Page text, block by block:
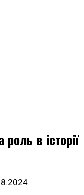
в історії